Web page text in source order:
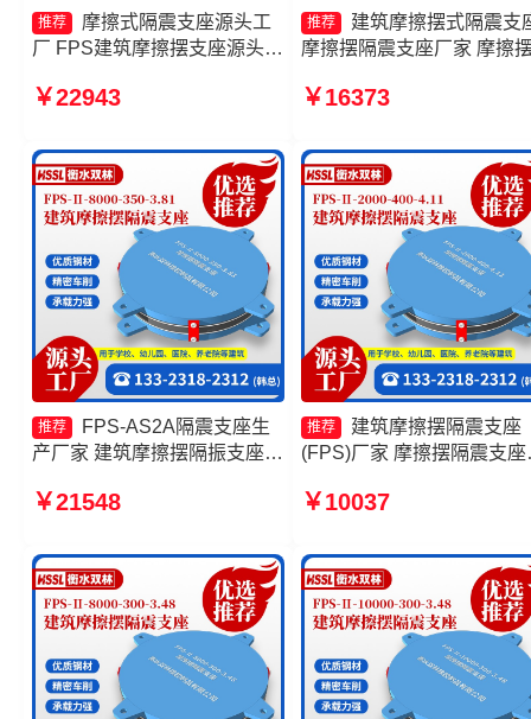
推荐
摩擦式隔震支座源头工
厂 FPS建筑摩擦摆支座源头工
7000-300-3.48厂家 摩擦摆隔
源头工厂
￥22943
推荐
建筑摩擦摆式隔震支
摩擦摆隔震支座厂家 摩擦
厂家 摩擦摆隔震支座FPSII-
￥16373
推荐
FPS-AS2A隔震支座生
产厂家 建筑摩擦摆隔振支座厂
4000-400-4.11源头工厂 建筑
￥21548
推荐
建筑摩擦摆隔震支座
(FPS)厂家 摩擦摆隔震支座
家 建筑隔震摩擦摆支座生
￥10037